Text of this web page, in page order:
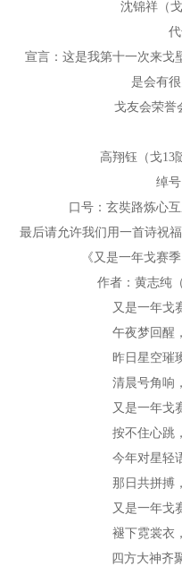
沈锦祥（
宣言：这是我第十一次来戈
是会有
戈友会荣誉
高翔钰（戈13
绰
口号：玄奘路炼心
最后请允许我们用一首诗祝
《又是一年戈赛
作者：黄志纯
又是一年戈
午夜梦回醒
昨日星空璀
清晨号角响
又是一年戈
按不住心跳
今年对星轻
那日共拼搏
又是一年戈
褪下霓裳衣
四方大神齐